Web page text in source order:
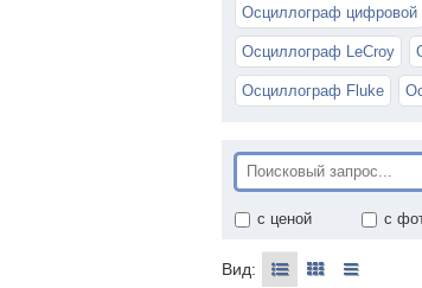
Осциллограф цифровой
Осциллограф LeCroy
Осциллограф Fluke
с ценой с
Вид: